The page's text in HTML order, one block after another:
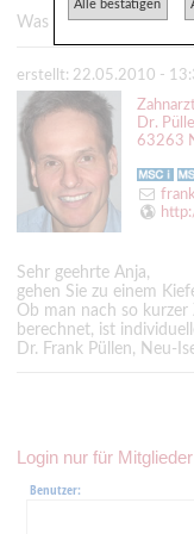
Was meinen die
erstellt: 22.05.2010 -
Dr.
63263
Sehr geehrte Anja,
gehen Sie zu einem
Ob man nach so
berechnet, ist
Dr. Frank Püllen, Neu-
Login nur für Mitglieder
Benutzer:
Alle bestätigen